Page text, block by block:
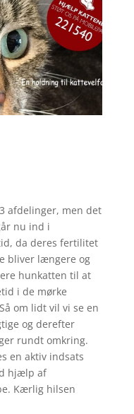
afdelinger, men det
nu ind i
da deres fertilitet
bliver længere og
hunkatten til at
i de mørke
om lidt vil vi se en
og derefter
rundt omkring.
en aktiv indsats
hjælp af
Kærlig hilsen